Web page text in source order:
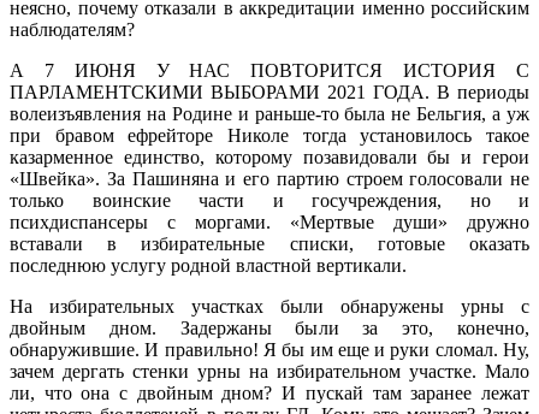
неясно, почему отказали в аккредитации именно российским
наблюдателям?
А 7 ИЮНЯ У НАС ПОВТОРИТСЯ ИСТОРИЯ С
ПАРЛАМЕНТСКИМИ ВЫБОРАМИ 2021 ГОДА. В периоды
волеизъявления на Родине и раньше-то была не Бельгия, а уж
при бравом ефрейторе Николе тогда установилось такое
казарменное единство, которому позавидовали бы и герои
«Швейка». За Пашиняна и его партию строем голосовали не
только воинские части и госучреждения, но и
психдиспансеры с моргами. «Мертвые души» дружно
вставали в избирательные списки, готовые оказать
последнюю услугу родной властной вертикали.
На избирательных участках были обнаружены урны с
двойным дном. Задержаны были за это, конечно,
обнаружившие. И правильно! Я бы им еще и руки сломал. Ну,
зачем дергать стенки урны на избирательном участке. Мало
ли, что она с двойным дном? И пускай там заранее лежат